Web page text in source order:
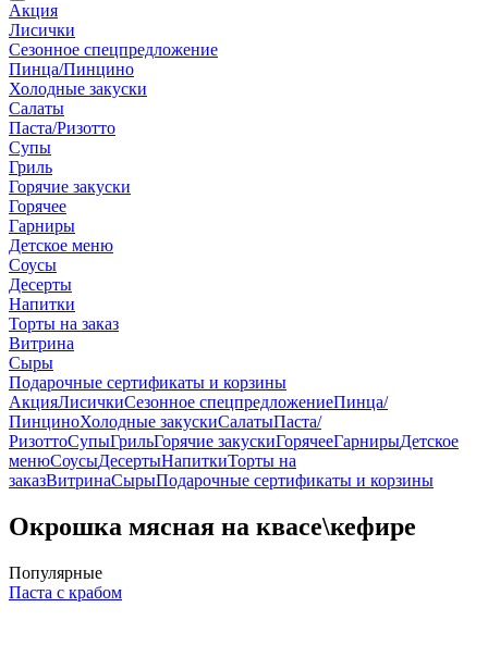
Акция
Лисички
Сезонное спецпредложение
Пинца/Пинцино
Холодные закуски
Салаты
Паста/Ризотто
Супы
Гриль
Горячие закуски
Горячее
Гарниры
Детское меню
Соусы
Десерты
Напитки
Торты на заказ
Витрина
Сыры
Подарочные сертификаты и корзины
АкцияЛисичкиСезонное спецпредложениеПинца/
ПинциноХолодные закускиСалатыПаста/
РизоттоСупыГрильГорячие закускиГорячееГарнирыДетское
менюСоусыДесертыНапиткиТорты на
заказВитринаСырыПодарочные сертификаты и корзины
Окрошка мясная на квасе\кефире
Популярные
Паста с крабом